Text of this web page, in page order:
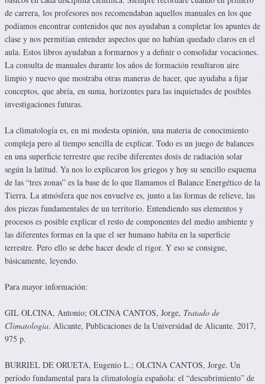
de carrera, los profesores nos recomendaban aquellos manuales en los que
podíamos encontrar contenidos que nos ayudaban a completar los apuntes de
clase y nos permitían entender aspectos que no habían quedado claros en el
aula. Estos libros ayudaban a formarnos y a definir o consolidar vocaciones.
La consulta de manuales durante los años de formación resultaron aire
limpio y nuevo que mostraba otras maneras de hacer, que ayudaba a fijar
conceptos, que abría, en suma, horizontes para las inquietudes de posibles
investigaciones futuras.
La climatología es, en mi modesta opinión, una materia de conocimiento
compleja pero al tiempo sencilla de explicar. Todo es un juego de balances
en una superficie terrestre que recibe diferentes dosis de radiación solar
según la latitud. Ya nos lo explicaron los griegos y hoy su sencillo esquema
de las “tres zonas” es la base de lo que llamamos el Balance Energético de la
Tierra. La atmósfera que nos envuelve es, junto a las formas de relieve, las
dos piezas fundamentales de un territorio. Entendiendo sus elementos y
procesos es posible explicar el resto de componentes del medio ambiente y
las diferentes formas en la que el ser humano habita en la superficie
terrestre. Pero ello se debe hacer desde el rigor. Y eso se consigue,
básicamente, leyendo.
Para mayor información:
GIL OLCINA, Antonio; OLCINA CANTOS, Jorge, Tratado de
Climatología. Alicante, Publicaciones de la Universidad de Alicante. 2017,
975 p.
BURRIEL DE ORUETA, Eugenio L.; OLCINA CANTOS, Jorge. Un
período fundamental para la climatología española: el “descubrimiento” de